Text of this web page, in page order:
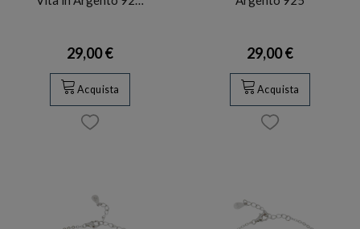
29,00 €
Acquista
29,00 €
Acquista